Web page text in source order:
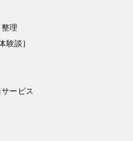
理
験談]
ービス